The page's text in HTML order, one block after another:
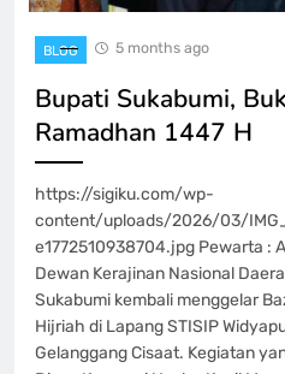
BLOG 5 months ago
Bupati Sukabumi,
Ramadhan 1447 H
https://sigiku.com/wp-
content/uploads/2026/03/
e1772510938704.jpg Pewarta :
Dewan Kerajinan Nasional
Sukabumi kembali menggelar
Hijriah di Lapang STISIP
Gelanggang Cisaat. Kegiatan